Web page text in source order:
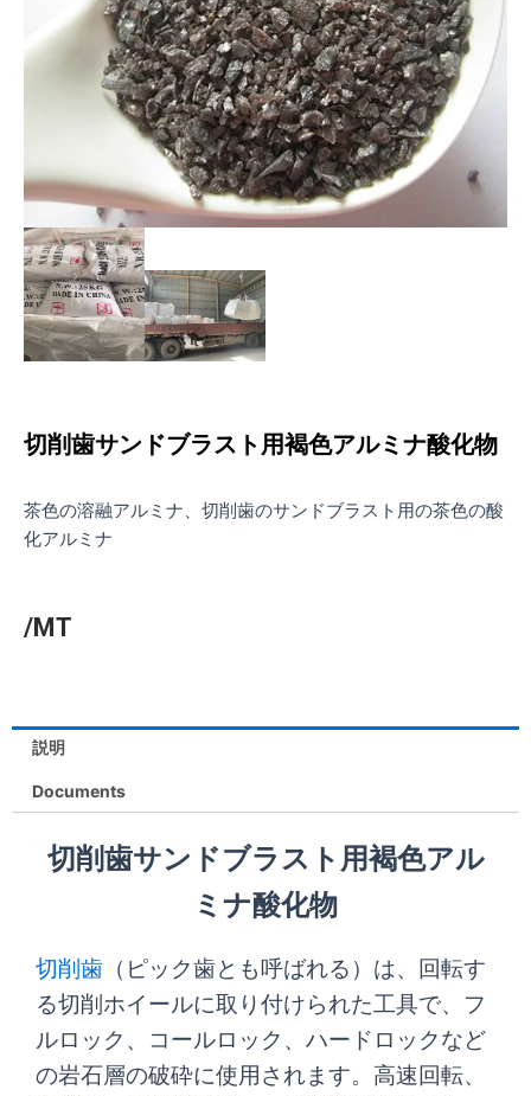
切削歯サンドブラスト用褐色アルミナ酸化物
茶色の溶融アルミナ、切削歯のサンドブラスト用の茶色の酸
化アルミナ
/MT
説明
Documents
切削歯サンドブラスト用褐色アル
ミナ酸化物
切削歯 （ピック歯とも呼ばれる）は、回転す
る切削ホイールに取り付けられた工具で、フ
ルロック、コールロック、ハードロックなど
の岩石層の破砕に使用されます。高速回転、